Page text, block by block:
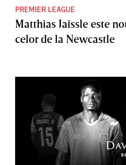
PREMIER LEAGUE
Matthias Jaissle este
celor de la Newcastle